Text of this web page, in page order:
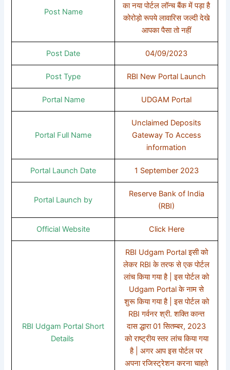
Post Name
का नया पोर्टल लॉन्च बैंक में पड़ा है
कोरोड़ो रूपये लावारिस जल्दी देखे
आपका पैसा तो नहीं
Post Date 04/09/2023
Post Type RBI New Portal Launch
Portal Name UDGAM Portal
Portal Full Name
Unclaimed Deposits
Gateway To Access
information
Portal Launch Date 1 September 2023
Portal Launch by
Reserve Bank of India
(RBI)
Official Website Click Here
RBI Udgam Portal Short
Details
RBI Udgam Portal इसी को
लेकर RBI के तरफ से एक पोर्टल
लांच किया गया है | इस पोर्टल को
Udgam Portal के नाम से
शुरू किया गया है | इस पोर्टल को
RBI गर्वनर श्री. शक्ति कान्त
दास द्धारा 01 सितम्बर, 2023
को राष्ट्रीय स्तर लांच किया गया
है | अगर आप इस पोर्टल पर
अपना रजिस्ट्रेशन करना चाहते